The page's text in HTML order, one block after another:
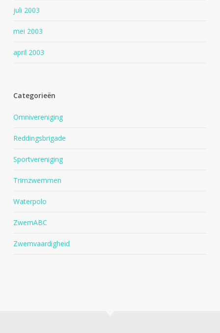
juli 2003
mei 2003
april 2003
Categorieën
Omnivereniging
Reddingsbrigade
Sportvereniging
Trimzwemmen
Waterpolo
ZwemABC
Zwemvaardigheid